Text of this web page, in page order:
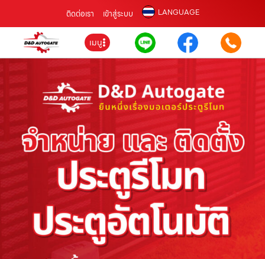
ติดต่อเรา เข้าสู่ระบบ LANGUAGE
เมนู